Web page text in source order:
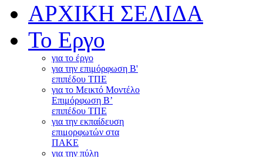
ΑΡΧΙΚΗ ΣΕΛΙΔΑ
Το Εργο
για το έργο
για την επιμόρφωση Β'
επιπέδου ΤΠΕ
για το Μεικτό Μοντέλο
Επιμόρφωση Β’
επιπέδου ΤΠΕ
για την εκπαίδευση
επιμορφωτών στα
ΠΑΚΕ
για την πύλη